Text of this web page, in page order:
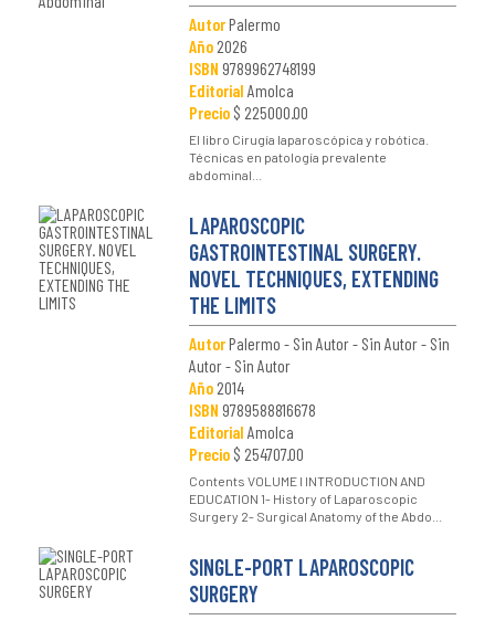
AutorPalermo
Año2026
ISBN 9789962748199
Editorial Amolca
Precio$ 225000.00
El libro Cirugía laparoscópica y robótica.
Técnicas en patología prevalente
abdominal...
LAPAROSCOPIC
GASTROINTESTINAL SURGERY.
NOVEL TECHNIQUES, EXTENDING
THE LIMITS
AutorPalermo - Sin Autor - Sin Autor - Sin
Autor - Sin Autor
Año2014
ISBN 9789588816678
Editorial Amolca
Precio$ 254707.00
Contents VOLUME I INTRODUCTION AND
EDUCATION 1- History of Laparoscopic
Surgery 2- Surgical Anatomy of the Abdo...
SINGLE-PORT LAPAROSCOPIC
SURGERY